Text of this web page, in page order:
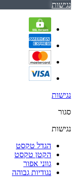
נגישות
נגישות
סגור
נגישות
הגדל טקסט
הקטן טקסט
גווני אפור
נגודיות גבוהה